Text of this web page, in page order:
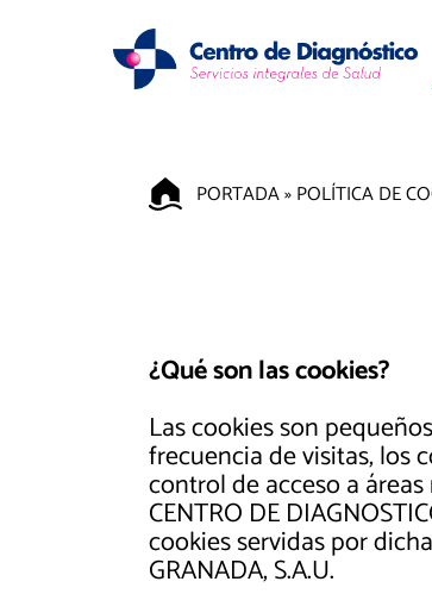
PORTADA»POLÍTICA DE
¿Qué son las cookies?
Las cookies son
frecuencia de visitas, los
control de acceso a
CENTRO DE
cookies servidas por
GRANADA, S.A.U.